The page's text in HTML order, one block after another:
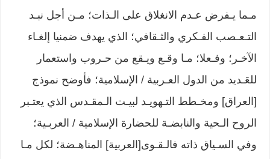
مـما يـفرض عـدم الانغلاق على الـذات؛ مـن أجل نبـد
التـعـصب الفـكري والثـقافي؛ الذي يهدف ضمنيا إلغـاء
الآخـر؛ وفـعلا؛ مـا وقـع ويـقع من حـروب واستعمار
للعَـديد من الدول العـربية / الإسلامية؛ فأوضح نموذج
[العراق] ومخـطط التـهويـد لبيـت الـمقـدس الذي يعتـبر
الروح الـحية والنابضـة للحضارة الإسلامية / العربـية؛
وفي السـياق ذاته فالـقـوى[العربية] المناهـضة؛ لكل مـا